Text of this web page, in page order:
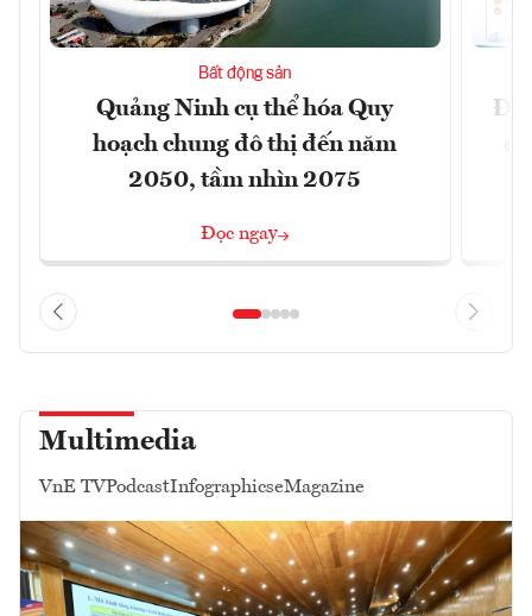
Bất động sản
Quảng Ninh cụ thể hóa Quy
hoạch chung đô thị đến năm
2050, tầm nhìn 2075
Đọc ngay
Multimedia
VnE TVPodcastInfographicseMagazine